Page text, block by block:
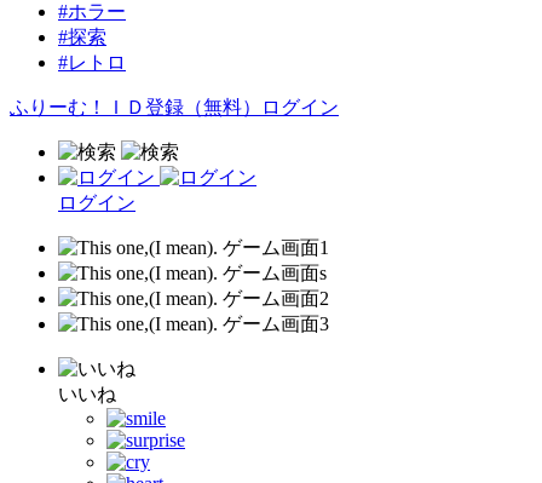
#ホラー
#探索
#レトロ
ふりーむ！ＩＤ登録（無料） ログイン
ログイン
いいね